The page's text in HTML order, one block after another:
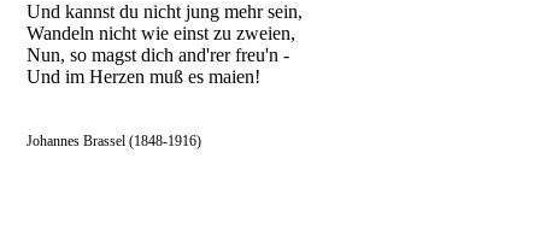
Und kannst du nicht jung mehr sein,
Wandeln nicht wie einst zu zweien,
Nun, so magst dich and'rer freu'n -
Und im Herzen muß es maien!
Johannes Brassel (1848-1916)